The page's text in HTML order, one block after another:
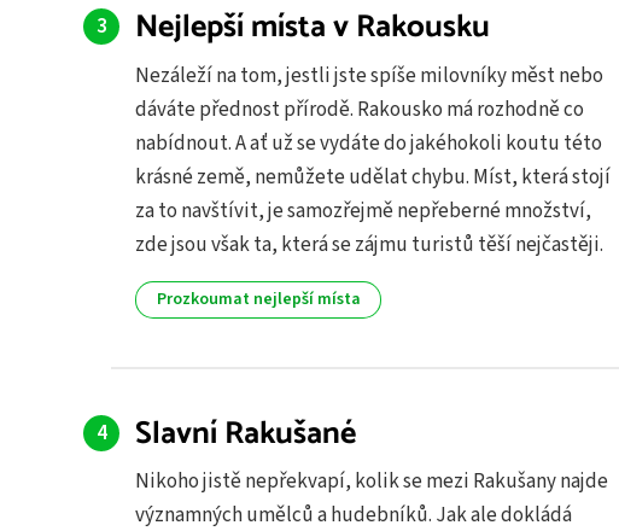
Nejlepší místa v Rakousku
Nezáleží na tom, jestli jste spíše milovníky měst nebo
dáváte přednost přírodě. Rakousko má rozhodně co
nabídnout. A ať už se vydáte do jakéhokoli koutu této
krásné země, nemůžete udělat chybu. Míst, která stojí
za to navštívit, je samozřejmě nepřeberné množství,
zde jsou však ta, která se zájmu turistů těší nejčastěji.
Prozkoumat nejlepší místa
Slavní Rakušané
Nikoho jistě nepřekvapí, kolik se mezi Rakušany najde
významných umělců a hudebníků. Jak ale dokládá